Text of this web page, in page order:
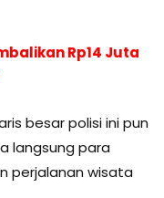
Rp14 Juta
besar polisi ini pun
langsung para
perjalanan wisata